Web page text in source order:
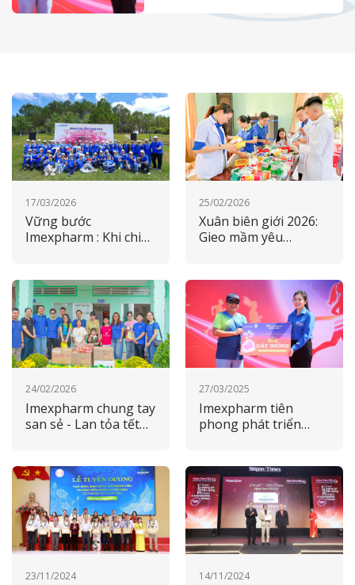
17/03/2026
Vững bước
Imexpharm : Khi chiến
nhiệm ESG
25/02/2026
Xuân biên giới 2026:
Gieo mầm yêu
24/02/2026
Imexpharm chung tay
san sẻ - Lan tỏa tết
27/03/2025
Imexpharm tiên
phong phát triển
gia 2050
23/11/2024 14/11/2024